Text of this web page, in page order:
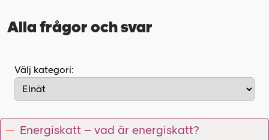
Alla frågor och svar
Välj kategori:
Energiskatt – vad är energiskatt?